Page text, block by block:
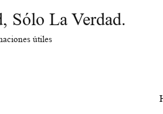
Sólo La Verdad.
útiles